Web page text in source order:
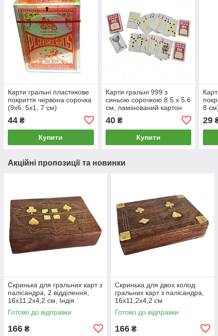
Карти гральні пластикове
покриття червона сорочка
(9х6, 5х1, 7 см)
44 ₴
Купити
Карти гральні 999 з
синьою сорочкою 8.5 x 5.6
см, ламінований картон
40₴
Купити
8
29
Акційні пропозиції та новинки
Скринька для гральних карт з
палісандра, 2 відділення,
16х11,2х4,2 см, Індія
Готово до відправки
166 ₴
Скринька для двох колод
гральних карт з палісандра,
16х11,2х4,2 см
Готово до відправки
166 ₴